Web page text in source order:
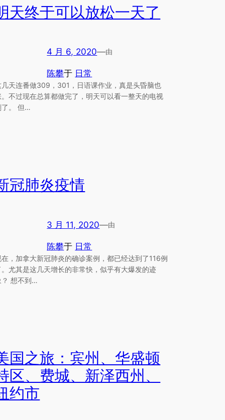
天终于可以放松一天了
4 月 6, 2020—由
陈攀于 日常
几天连番做309，301，日语课作业，真是头昏脑也
。不过现在总算都做完了，明天可以看一整天的电视
了。 但…
冠肺炎疫情
3 月 11, 2020—由
陈攀于 日常
在，加拿大新冠肺炎的确诊案例，都已经达到了116例
。尤其是这几天增长的非常快，似乎有大爆发的迹
？ 想不到…
国之旅：宾州、华盛顿
区、费城、新泽西州、
约市